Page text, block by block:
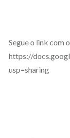
Segue o link com
https://
usp=sharing